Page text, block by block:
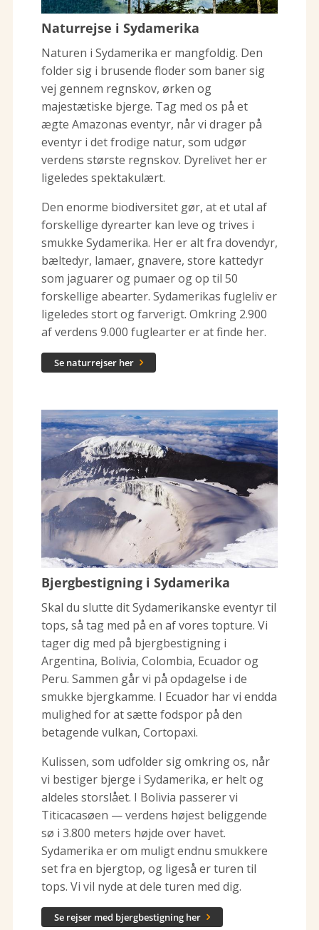
Naturrejse i Sydamerika
Naturen i Sydamerika er mangfoldig. Den
folder sig i brusende floder som baner sig
vej gennem regnskov, ørken og
majestætiske bjerge. Tag med os på et
ægte Amazonas eventyr, når vi drager på
eventyr i det frodige natur, som udgør
verdens største regnskov. Dyrelivet her er
ligeledes spektakulært.
Den enorme biodiversitet gør, at et utal af
forskellige dyrearter kan leve og trives i
smukke Sydamerika. Her er alt fra dovendyr,
bæltedyr, lamaer, gnavere, store kattedyr
som jaguarer og pumaer og op til 50
forskellige abearter. Sydamerikas fugleliv er
ligeledes stort og farverigt. Omkring 2.900
af verdens 9.000 fuglearter er at finde her.
Se naturrejser her 
Bjergbestigning i Sydamerika
Skal du slutte dit Sydamerikanske eventyr til
tops, så tag med på en af vores topture. Vi
tager dig med på bjergbestigning i
Argentina, Bolivia, Colombia, Ecuador og
Peru. Sammen går vi på opdagelse i de
smukke bjergkamme. I Ecuador har vi endda
mulighed for at sætte fodspor på den
betagende vulkan, Cortopaxi.
Kulissen, som udfolder sig omkring os, når
vi bestiger bjerge i Sydamerika, er helt og
aldeles storslået. I Bolivia passerer vi
Titicacasøen — verdens højest beliggende
sø i 3.800 meters højde over havet.
Sydamerika er om muligt endnu smukkere
set fra en bjergtop, og ligeså er turen til
tops. Vi vil nyde at dele turen med dig.
Se rejser med bjergbestigning her 